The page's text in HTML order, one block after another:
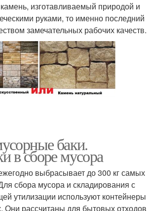
изготавливаемый природой и
руками, то именно последний
замечательных рабочих качеств.
баки.
в сборе мусора
выбрасывает до 300 кг самых
сбора мусора и складирования с
утилизации используют контейнеры
Они рассчитаны для бытовых отходов